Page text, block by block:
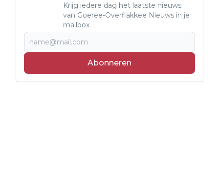
Krijg iedere dag het laatste nieuws
van Goeree-Overflakkee Nieuws in je
mailbox
Abonneren